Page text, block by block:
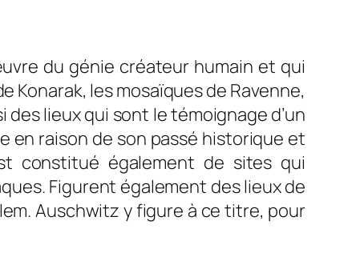
du génie créateur humain et qui
Konarak, les mosaïques de Ravenne,
lieux qui sont le témoignage d’un
en raison de son passé historique et
constitué également de sites qui
Figurent également des lieux de
Auschwitz y figure à ce titre, pour